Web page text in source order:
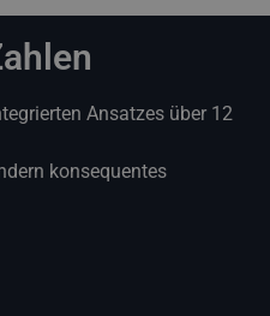
Ansatzes über 12
konsequentes